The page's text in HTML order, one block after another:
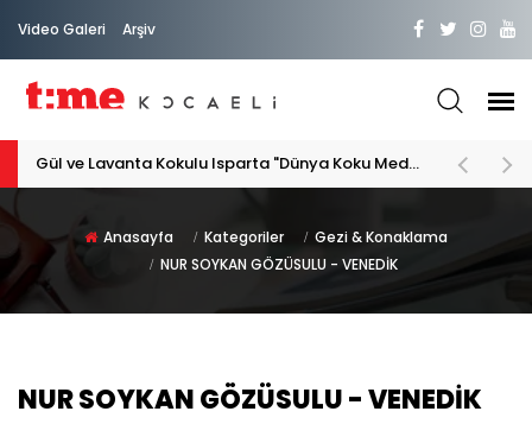
Video Galeri Arşiv
PATİLİ DOSTA HAYATIMIZA "HOŞ GELDİN" DİYORSAK
Anasayfa Kategoriler
Gezi & Konaklama
NUR SOYKAN GÖZÜSULU - VENEDİK
NUR SOYKAN GÖZÜSULU - VENEDİK